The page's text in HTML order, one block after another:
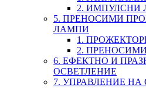
2. ИМПУЛСНИ
5. ПРЕНОСИМИ
ЛАМПИ
1.
2.
6. ЕФЕКТНО И
ОСВЕТЛЕНИЕ
7. УПРАВЛЕНИЕ НА